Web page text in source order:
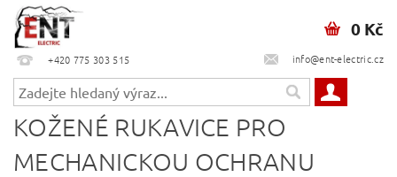
+420 775 303 515 info@ent-electric.cz
0 Kč
KOŽENÉ RUKAVICE PRO
MECHANICKOU OCHRANU